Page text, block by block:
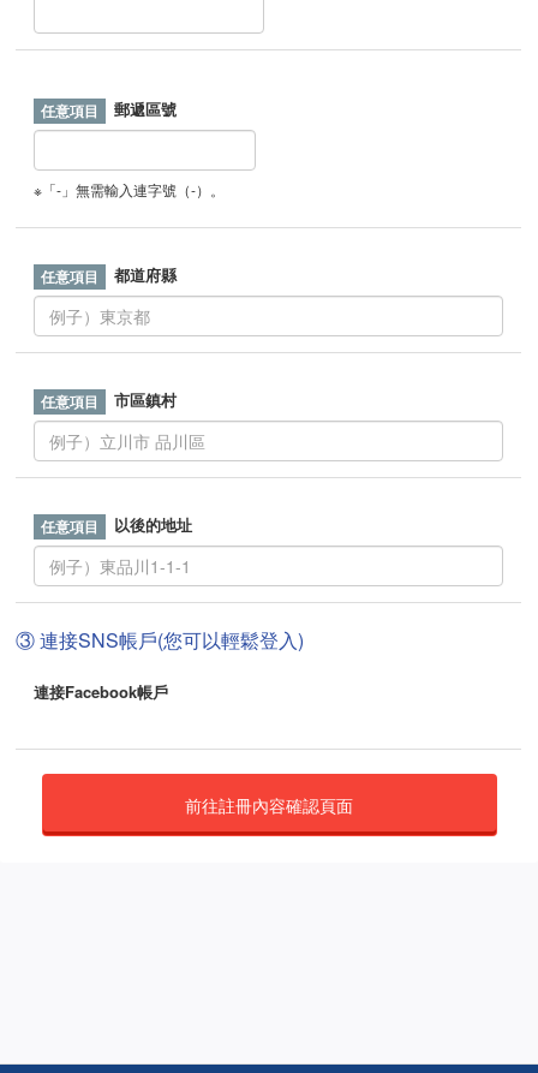
郵遞區號
※「-」無需輸入連字號（-）。
都道府縣
市區鎮村
以後的地址
③ 連接SNS帳戶(您可以輕鬆登入)
連接Facebook帳戶